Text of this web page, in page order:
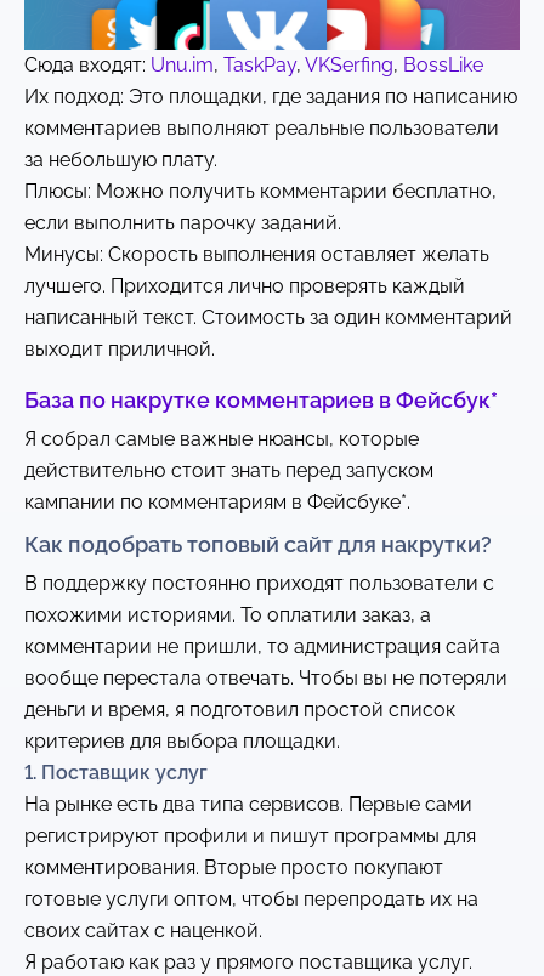
Сюда входят: Unu.im, TaskPay, VKSerfing, BossLike
Их подход: Это площадки, где задания по написанию
комментариев выполняют реальные пользователи
за небольшую плату.
Плюсы: Можно получить комментарии бесплатно,
если выполнить парочку заданий.
Минусы: Скорость выполнения оставляет желать
лучшего. Приходится лично проверять каждый
написанный текст. Стоимость за один комментарий
выходит приличной.
База по накрутке комментариев в Фейсбук*
Я собрал самые важные нюансы, которые
действительно стоит знать перед запуском
кампании по комментариям в Фейсбуке*.
Как подобрать топовый сайт для накрутки?
В поддержку постоянно приходят пользователи с
похожими историями. То оплатили заказ, а
комментарии не пришли, то администрация сайта
вообще перестала отвечать. Чтобы вы не потеряли
деньги и время, я подготовил простой список
критериев для выбора площадки.
1. Поставщик услуг
На рынке есть два типа сервисов. Первые сами
регистрируют профили и пишут программы для
комментирования. Вторые просто покупают
готовые услуги оптом, чтобы перепродать их на
своих сайтах с наценкой.
Я работаю как раз у прямого поставщика услуг.